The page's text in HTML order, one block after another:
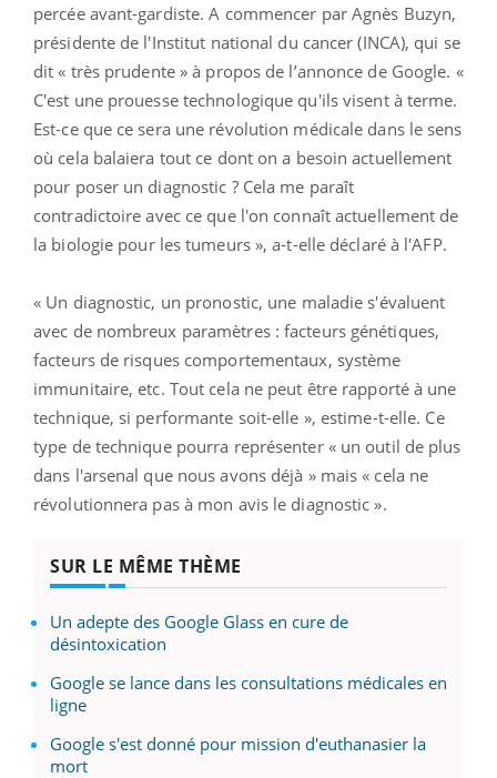
percée avant-gardiste. A commencer par Agnès Buzyn,
présidente de l'Institut national du cancer (INCA), qui se
dit « très prudente » à propos de l’annonce de Google. «
C'est une prouesse technologique qu'ils visent à terme.
Est-ce que ce sera une révolution médicale dans le sens
où cela balaiera tout ce dont on a besoin actuellement
pour poser un diagnostic ? Cela me paraît
contradictoire avec ce que l'on connaît actuellement de
la biologie pour les tumeurs », a-t-elle déclaré à l'AFP.
« Un diagnostic, un pronostic, une maladie s'évaluent
avec de nombreux paramètres : facteurs génétiques,
facteurs de risques comportementaux, système
immunitaire, etc. Tout cela ne peut être rapporté à une
technique, si performante soit-elle », estime-t-elle. Ce
type de technique pourra représenter « un outil de plus
dans l'arsenal que nous avons déjà » mais « cela ne
révolutionnera pas à mon avis le diagnostic ».
SUR LE MÊME THÈME
Un adepte des Google Glass en cure de
désintoxication
Google se lance dans les consultations médicales en
ligne
Google s'est donné pour mission d'euthanasier la
mort